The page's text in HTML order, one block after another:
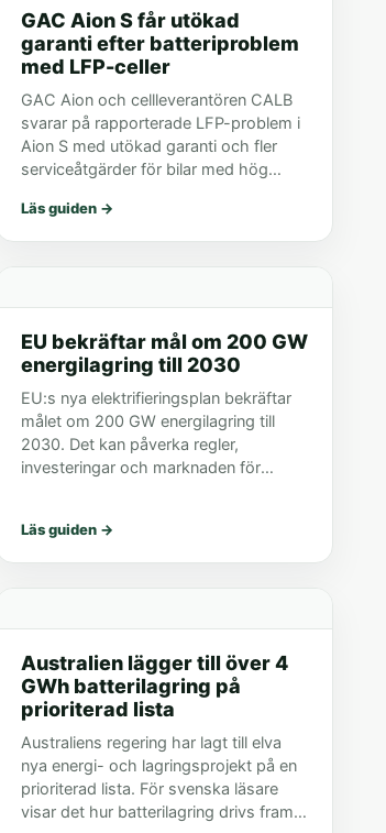
GAC Aion S får utökad
garanti efter batteriproblem
med LFP-celler
GAC Aion och cellleverantören CALB
svarar på rapporterade LFP-problem i
Aion S med utökad garanti och fler
serviceåtgärder för bilar med hög
Läs guiden →
EU bekräftar mål om 200 GW
energilagring till 2030
EU:s nya elektrifieringsplan bekräftar
målet om 200 GW energilagring till
2030. Det kan påverka regler,
investeringar och marknaden för
Läs guiden →
Australien lägger till över 4
GWh batterilagring på
prioriterad lista
Australiens regering har lagt till elva
nya energi- och lagringsprojekt på en
prioriterad lista. För svenska läsare
visar det hur batterilagring drivs fram